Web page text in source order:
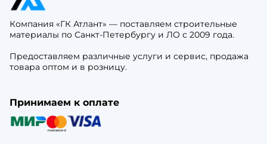
Компания «ГК Атлант» — поставляем строительные
материалы по Санкт-Петербургу и ЛО с 2009 года.
Предоставляем различные услуги и сервис, продажа
товара оптом и в розницу.
Принимаем к оплате